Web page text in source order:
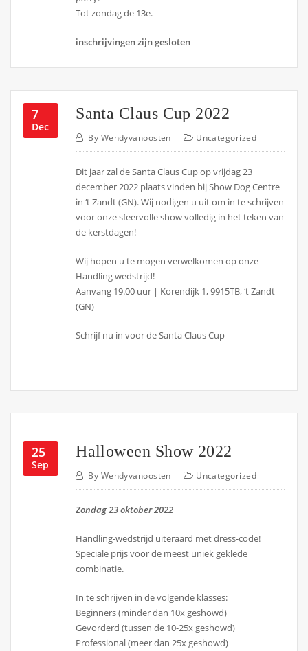
Tot zondag de 13e.
inschrijvingen zijn gesloten
7
Dec
Santa Claus Cup 2022
By Wendyvanoosten Uncategorized
Dit jaar zal de Santa Claus Cup op vrijdag 23
december 2022 plaats vinden bij Show Dog Centre
in ‘t Zandt (GN). Wij nodigen u uit om in te schrijven
voor onze sfeervolle show volledig in het teken van
de kerstdagen!
Wij hopen u te mogen verwelkomen op onze
Handling wedstrijd!
Aanvang 19.00 uur | Korendijk 1, 9915TB, ‘t Zandt
(GN)
Schrijf nu in voor de Santa Claus Cup
25
Sep
Halloween Show 2022
By Wendyvanoosten Uncategorized
Zondag 23 oktober 2022
Handling-wedstrijd uiteraard met dress-code!
Speciale prijs voor de meest uniek geklede
combinatie.
In te schrijven in de volgende klasses:
Beginners (minder dan 10x geshowd)
Gevorderd (tussen de 10-25x geshowd)
Professional (meer dan 25x geshowd)